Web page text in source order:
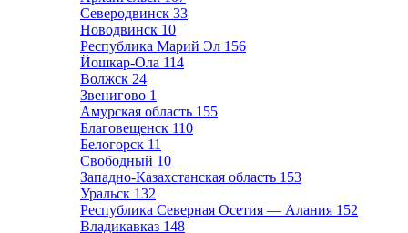
Северодвинск 33
Новодвинск 10
Республика Марий Эл 156
Йошкар-Ола 114
Волжск 24
Звенигово 1
Амурская область 155
Благовещенск 110
Белогорск 11
Свободный 10
Западно-Казахстанская область 153
Уральск 132
Республика Северная Осетия — Алания 152
Владикавказ 148